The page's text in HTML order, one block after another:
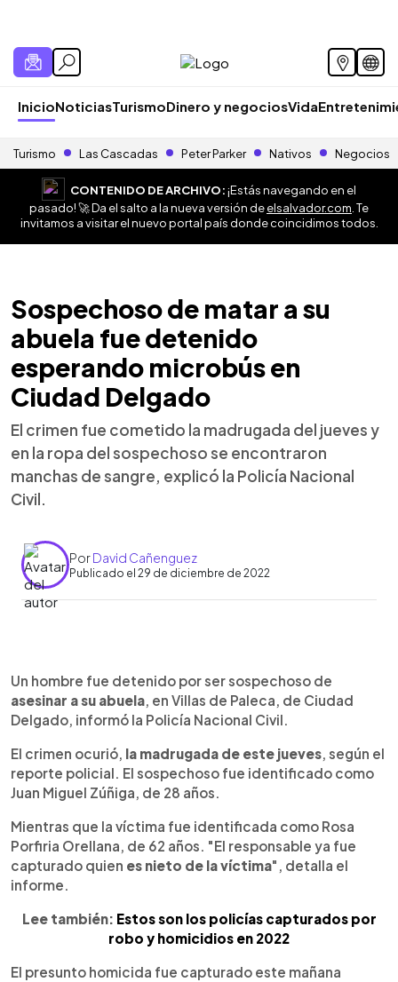
InicioNoticiasTurismoDinero y negociosVida
Turismo Las Cascadas Peter Parker Nativos Negocios
CONTENIDO DE ARCHIVO:¡Estás navegando en el
pasado! 🚀 Da el salto a la nueva versión deelsalvador.com . Te
invitamos a visitar el nuevo portal país donde coincidimos todos.
Sospechoso de matar a su
abuela fue detenido
esperando microbús en
Ciudad Delgado
El crimen fue cometido la madrugada del jueves y
en la ropa del sospechoso se encontraron
manchas de sangre, explicó la Policía Nacional
Civil.
PorDavid Cañenguez
Publicado el 29 de diciembre de 2022
► Escuchar artículo
Un hombre fue detenido por ser sospechoso de
asesinar a su abuela, en Villas de Paleca, de Ciudad
Delgado, informó la Policía Nacional Civil.
El crimen ocurió, la madrugada de este jueves, según el
reporte policial. El sospechoso fue identificado como
Juan Miguel Zúñiga, de 28 años.
Mientras que la víctima fue identificada como Rosa
Porfiria Orellana, de 62 años. "El responsable ya fue
capturado quien es nieto de la víctima", detalla el
informe.
Lee también: Estos son los policías capturados por
robo y homicidios en 2022
El presunto homicida fue capturado este mañana